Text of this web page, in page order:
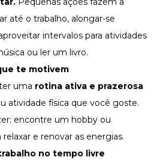
até o trabalho, alongar-se
intervalos para atividades
ou ler um livro.
te motivem
uma rotina ativa e prazerosa
atividade física que você goste.
encontre um hobby ou
e renovar as energias.
no tempo livre